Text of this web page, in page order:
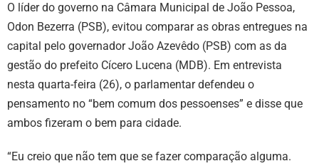
O líder do governo na Câmara Municipal de João Pessoa,
Odon Bezerra (PSB), evitou comparar as obras entregues na
capital pelo governador João Azevêdo (PSB) com as da
gestão do prefeito Cícero Lucena (MDB). Em entrevista
nesta quarta-feira (26), o parlamentar defendeu o
pensamento no “bem comum dos pessoenses” e disse que
ambos fizeram o bem para cidade.
“Eu creio que não tem que se fazer comparação alguma.